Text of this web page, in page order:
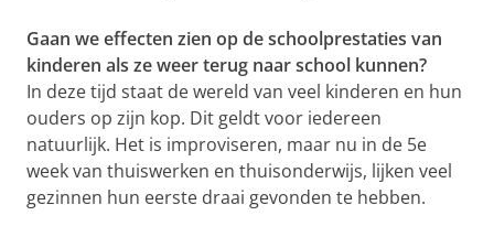
Gaan we effecten zien op de schoolprestaties van
kinderen als ze weer terug naar school kunnen?
In deze tijd staat de wereld van veel kinderen en hun
ouders op zijn kop. Dit geldt voor iedereen
natuurlijk. Het is improviseren, maar nu in de 5e
weekvan thuiswerken en thuisonderwijs, lijken veel
gezinnen hun eerste draai gevonden te hebben.